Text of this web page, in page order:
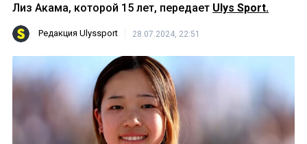
Лиз Акама, которой 15 лет, передает Ulys Sport.
Редакция Ulyssport 28.07.2024, 22:51